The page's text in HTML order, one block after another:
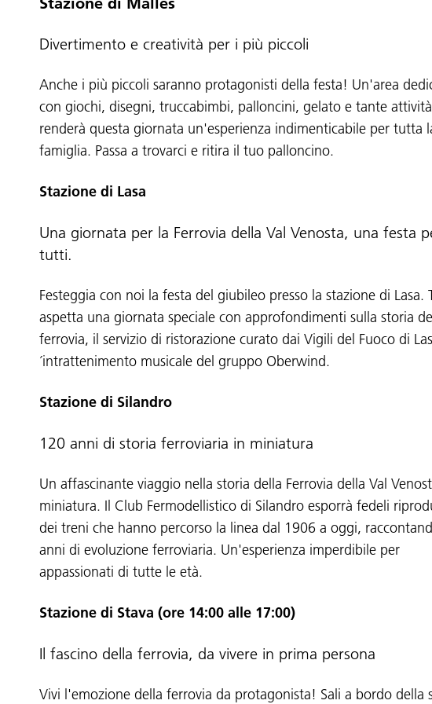
Divertimento e creatività per i più piccoli
Anche i più piccoli saranno protagonisti della festa! Un'area
con giochi, disegni, truccabimbi, palloncini, gelato e tante attività
renderà questa giornata un'esperienza indimenticabile per tutta
famiglia. Passa a trovarci e ritira il tuo palloncino.
Stazione di Lasa
Una giornata per la Ferrovia della Val Venosta, una festa
tutti.
Festeggia con noi la festa del giubileo presso la stazione di Lasa.
aspetta una giornata speciale con approfondimenti sulla storia
ferrovia, il servizio di ristorazione curato dai Vigili del Fuoco di
´intrattenimento musicale del gruppo Oberwind.
Stazione di Silandro
120 anni di storia ferroviaria in miniatura
Un affascinante viaggio nella storia della Ferrovia della Val
miniatura. Il Club Fermodellistico di Silandro esporrà fedeli
dei treni che hanno percorso la linea dal 1906 a oggi,
anni di evoluzione ferroviaria. Un'esperienza imperdibile per
appassionati di tutte le età.
Stazione di Stava (ore 14:00 alle 17:00)
Il fascino della ferrovia, da vivere in prima persona
Vivi l'emozione della ferrovia da protagonista! Sali a bordo della